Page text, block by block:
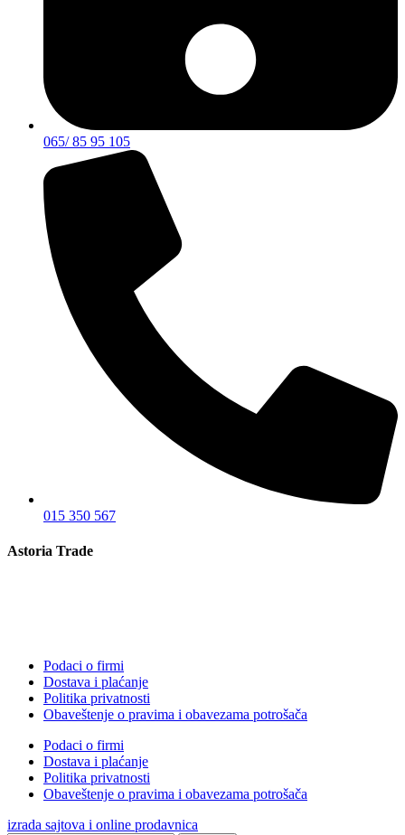
065/ 85 95 105
015 350 567
Astoria Trade
Podaci o firmi
Dostava i plaćanje
Politika privatnosti
Obaveštenje o pravima i obavezama potrošača
Podaci o firmi
Dostava i plaćanje
Politika privatnosti
Obaveštenje o pravima i obavezama potrošača
izrada sajtova i online prodavnica